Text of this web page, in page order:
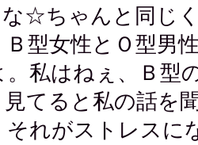
☆ちゃんと同じ
Ｂ型女性とＯ型男
。私はねぇ、Ｂ型
見てると私の話を
それがストレスに